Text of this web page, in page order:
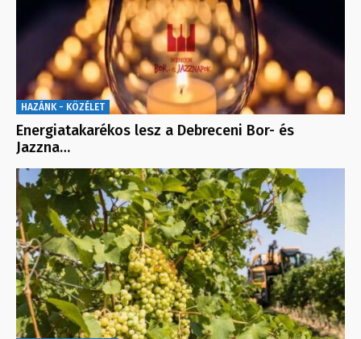
HAZÁNK - KÖZÉLET
Energiatakarékos lesz a Debreceni Bor- és
Jazzna…